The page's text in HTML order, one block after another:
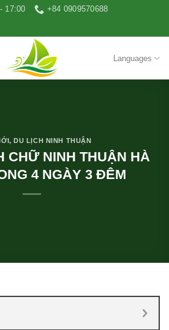
17:00
+84 0909570688
Languages
, DU LỊCH NINH THUẬN
CHỮ NINH THUẬN HÀ
4 NGÀY 3 ĐÊM